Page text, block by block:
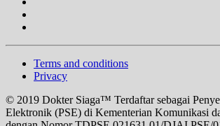
Terms and conditions
Privacy
© 2019 Dokter Siaga™ Terdaftar sebagai
Elektronik (PSE) di Kementerian Komunikasi